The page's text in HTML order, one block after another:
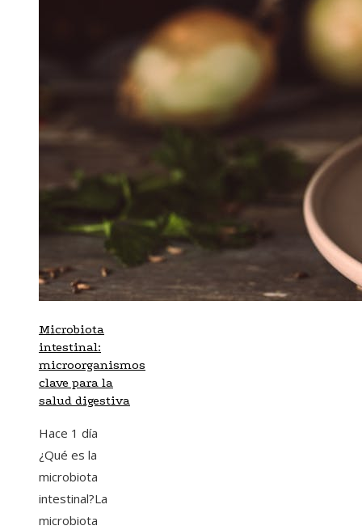
Microbiota
intestinal:
microorganismos
clave para la
salud digestiva
Hace 1 día
¿Qué es la
microbiota
intestinal?La
microbiota